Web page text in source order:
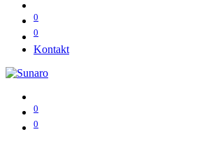
0
0
Kontakt
0
0